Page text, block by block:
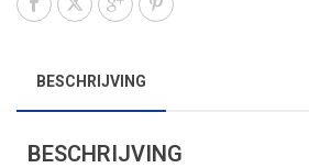
BESCHRIJVING
BESCHRIJVING